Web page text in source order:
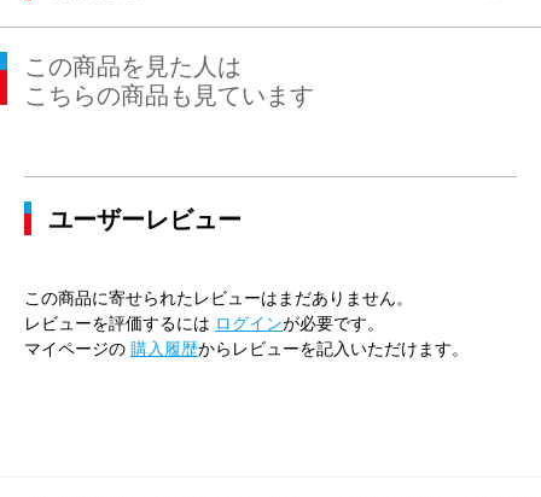
この商品を見た人は
こちらの商品も見ています
ユーザーレビュー
この商品に寄せられたレビューはまだありません。
レビューを評価するには ログインが必要です。
マイページの 購入履歴からレビューを記入いただけます。